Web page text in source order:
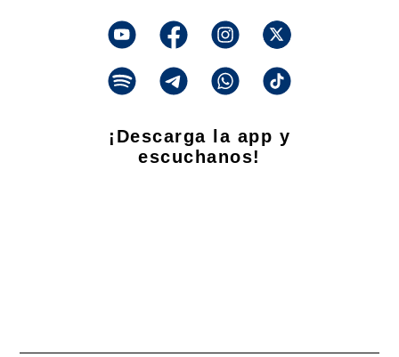
¡Descarga la app y
escuchanos!